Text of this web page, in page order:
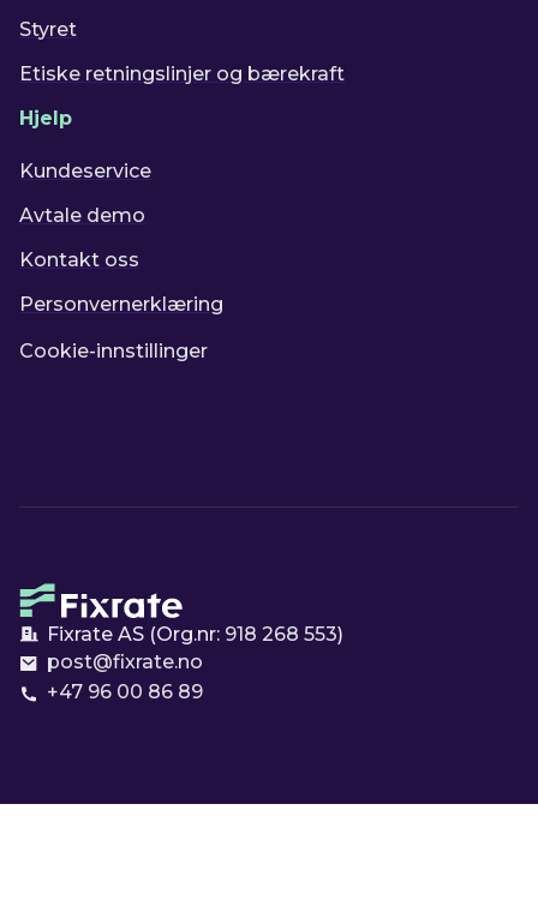
Styret
Etiske retningslinjer og bærekraft
Hjelp
Kundeservice
Avtale demo
Kontakt oss
Personvernerklæring
Cookie-innstillinger
Fixrate AS (Org.nr: 918 268 553)
post@fixrate.no
+47 96 00 86 89